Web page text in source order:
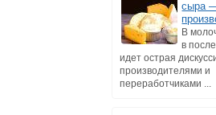
сыра
В
в
идет острая
производителями и
переработчиками ...